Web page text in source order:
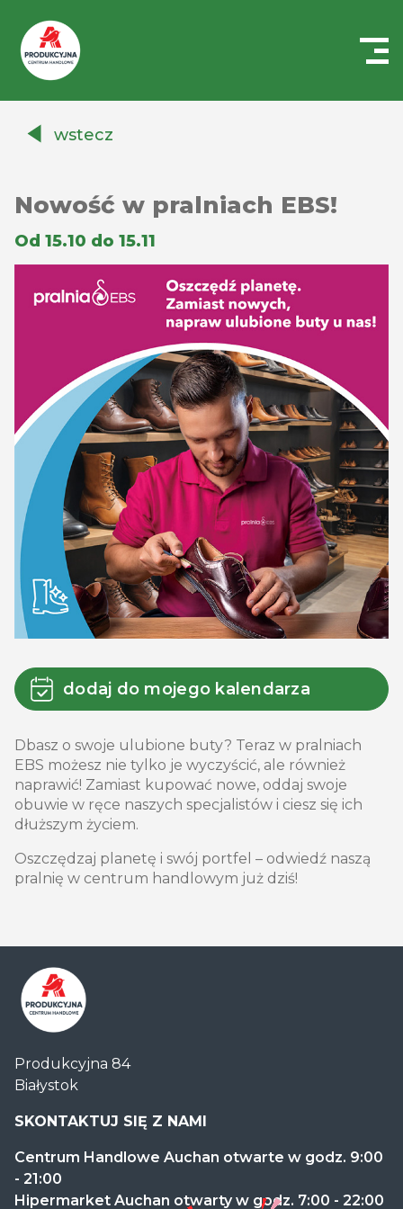
Auchanwstecz
Nowość w pralniach EBS!
Od 15.10 do 15.11
dodaj do mojego kalendarza
Dbasz o swoje ulubione buty? Teraz w pralniach
EBS możesz nie tylko je wyczyścić, ale również
naprawić! Zamiast kupować nowe, oddaj swoje
obuwie w ręce naszych specjalistów i ciesz się ich
dłuższym życiem.
Oszczędzaj planetę i swój portfel – odwiedź naszą
pralnię w centrum handlowym już dziś!
Handlowe
Auchan
Produkcyjna
Produkcyjna 84
Białystok
SKONTAKTUJ SIĘ Z NAMI
Centrum Handlowe Auchan otwarte w godz. 9:00
- 21:00
Hipermarket Auchan otwarty w godz. 7:00 - 22:00